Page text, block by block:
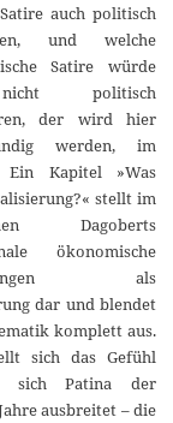
auch politisch
und welche
Satire würde
politisch
der wird hier
werden, im
Ein Kapitel »Was
stellt im
Dagoberts
ökonomische
als
dar und blendet
komplett aus.
sich das Gefühl
sich Patina der
ausbreitet – die